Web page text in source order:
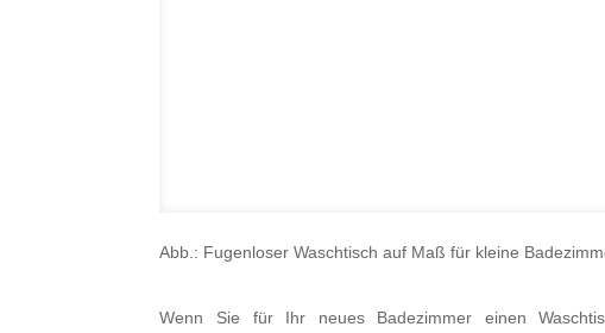
Abb.: Fugenloser Waschtisch auf Maß für kleine
Wenn Sie für Ihr neues Badezimmer einen